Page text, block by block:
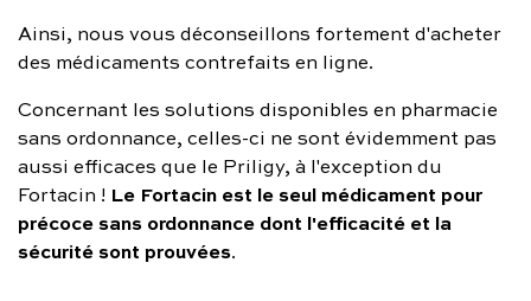
Ainsi, nous vous déconseillons fortement d'acheter
des médicaments contrefaits en ligne.
Concernant les solutions disponibles en pharmacie
sans ordonnance, celles-ci ne sont évidemment pas
aussi efficaces que le Priligy, à l'exception du
Fortacin ! Le Fortacin est le seul médicament pour
précoce sans ordonnance dont l'efficacité et la
sécurité sont prouvées.